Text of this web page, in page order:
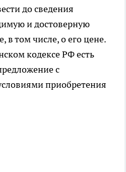
до сведения
и достоверную
том числе, о его цене.
кодексе РФ есть
с
приобретения